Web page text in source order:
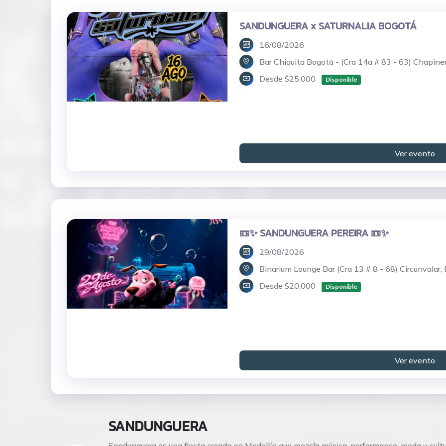
SANDUNGUERA x SATURNALIA BOGOTÁ
16/08/2026
Bar Chiquita Bogotá - (Cra 14a # 83 - 63)
Desde $25.000
Disponible
Ver evento
📼✨ SANDUNGUERA PEREIRA 📼✨
29/08/2026
Binarium Lounge Bar (Cra 13 # 8 - 68)
Desde $20.000
Disponible
Ver evento
SANDUNGUERA